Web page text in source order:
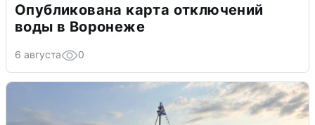
Опубликована карта отключений
воды в Воронеже
6 августа 0